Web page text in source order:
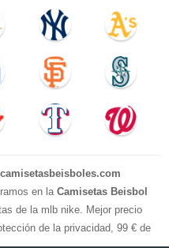
en la Camisetas Beisbol
de la mlb nike. Mejor precio
de la privacidad, 99 € de